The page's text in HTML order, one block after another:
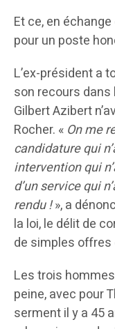
Et ce, en
pour un poste
L’ex-président a
son recours dans
Gilbert Azibert
Rocher. « On me
candidature qui
intervention qui
d’un service qui
rendu !», a
la loi, le délit de
de simples
Les trois
peine, avec pour
serment il y a 45